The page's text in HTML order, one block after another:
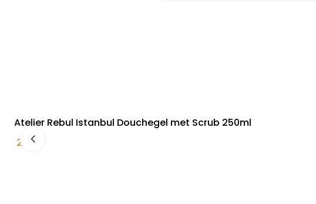
Atelier Rebul Istanbul Douchegel met Scrub 250ml
23,00